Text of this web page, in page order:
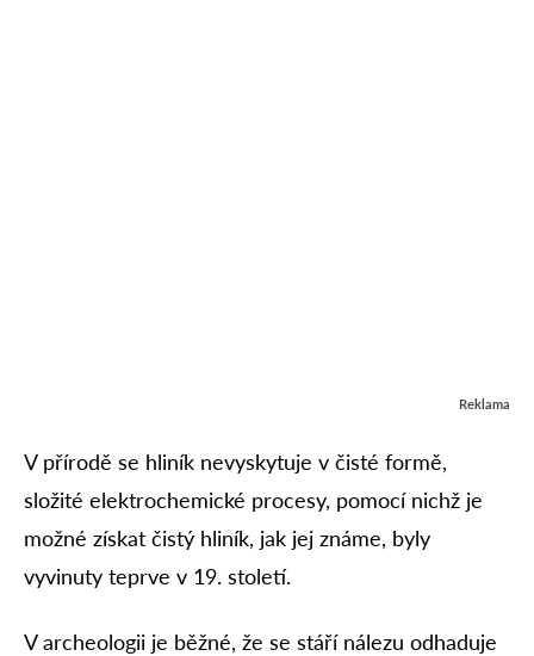
Reklama
V přírodě se hliník nevyskytuje v čisté formě,
složité elektrochemické procesy, pomocí nichž je
možné získat čistý hliník, jak jej známe, byly
vyvinuty teprve v 19. století.
V archeologii je běžné, že se stáří nálezu odhaduje